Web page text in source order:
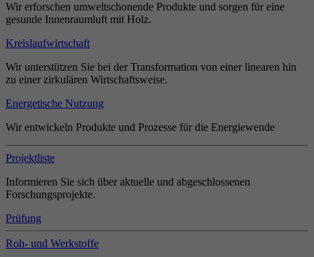
Wir erforschen umweltschonende Produkte und sorgen für eine
gesunde Innenraumluft mit Holz.
Kreislaufwirtschaft
Wir unterstützen Sie bei der Transformation von einer linearen hin
zu einer zirkulären Wirtschaftsweise.
Energetische Nutzung
Wir entwickeln Produkte und Prozesse für die Energiewende
Projektliste
Informieren Sie sich über aktuelle und abgeschlossenen
Forschungsprojekte.
Prüfung
Roh- und Werkstoffe